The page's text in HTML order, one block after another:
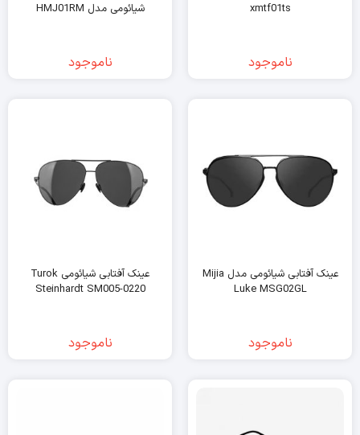
xmtf01ts
ناموجود
شیائومی مدل HMJ01RM
ناموجود
عینک آفتابی شیائومی مدل Mijia
Luke MSG02GL
ناموجود
عینک آفتابی شیائومی Turok
Steinhardt SM005-0220
ناموجود